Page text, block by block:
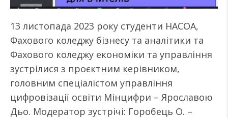
13 листопада 2023 року студенти НАСОА,
Фахового коледжу бізнесу та аналітики та
Фахового коледжу економіки та управління
зустрілися з проєктним керівником,
головним спеціалістом управління
цифровізації освіти Мінцифри – Ярославою
Дьо. Модератор зустрічі: Горобець О. –